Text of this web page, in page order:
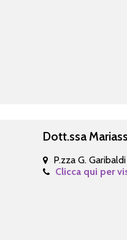
Dott.ssa
P.zza G.
Clicca qui per